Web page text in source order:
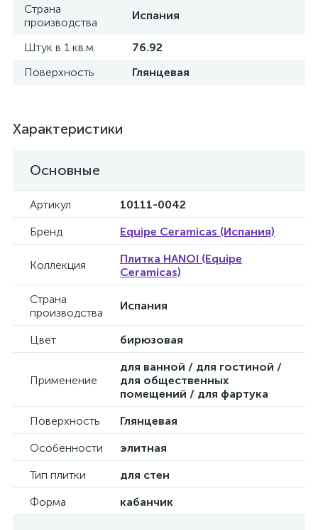
Страна
производства
Испания
Штук в 1 кв.м.
76.92
Поверхность
Глянцевая
Характеристики
Основные
Артикул
10111-0042
Бренд
Equipe Ceramicas (Испания)
Коллекция
Плитка HANOI (Equipe
Ceramicas)
Страна
производства
Испания
Цвет бирюзовая
Применение
для ванной / для гостиной /
для общественных
помещений / для фартука
Поверхность
Глянцевая
Особенности
элитная
Тип плитки
для стен
Форма
кабанчик